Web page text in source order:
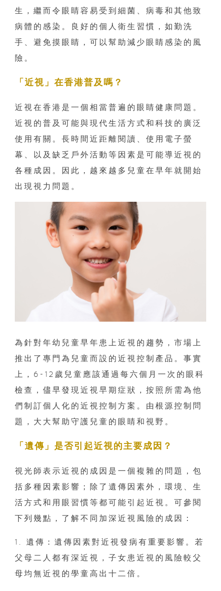
生，繼而令眼睛容易受到細菌、病毒和其他致
病體的感染。良好的個人衛生習慣，如勤洗
手、避免摸眼睛，可以幫助減少眼睛感染的風
險。
「近視」在香港普及嗎？
近視在香港是一個相當普遍的眼睛健康問題。
近視的普及可能與現代生活方式和科技的廣泛
使用有關。長時間近距離閱讀、使用電子螢
幕、以及缺乏戶外活動等因素是可能導近視的
各種成因。因此，越來越多兒童在早年就開始
出現視力問題。
為針對年幼兒童早年患上近視的趨勢，市場上
推出了專門為兒童而設的近視控制產品。事實
上，6-12歲兒童應該通過每六個月一次的眼科
檢查，儘早發現近視早期症狀，按照所需為他
們制訂個人化的近視控制方案。由根源控制問
題，大大幫助守護兒童的眼睛和視野。
「遺傳」是否引起近視的主要成因？
視光師表示近視的成因是一個複雜的問題，包
括多種因素影響；除了遺傳因素外，環境、生
活方式和用眼習慣等都可能引起近視。可參閱
下列幾點，了解不同加深近視風險的成因：
1. 遺傳：遺傳因素對近視發病有重要影響。若
父母二人都有深近視，子女患近視的風險較父
母均無近視的學童高出十二倍。